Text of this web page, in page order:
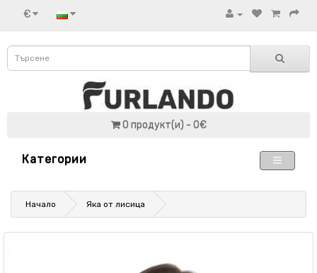
€
0 продукт(и) - 0€
Категории
Начало Яка от лисица